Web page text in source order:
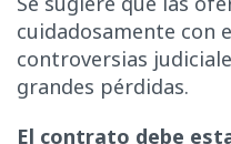
cuidadosamente con
controversias
grandes pérdidas.
El contrato debe